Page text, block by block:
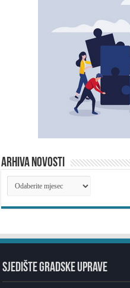
ARHIVA NOVOSTI
ARHIVA
NOVOSTI
SJEDIŠTE GRADSKE UPRAVE